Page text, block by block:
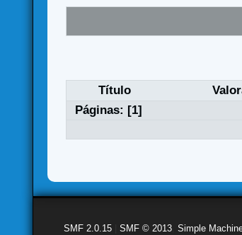
Título
Páginas: [1]
SMF 2.0.15 |SMF © 2013 ,Simple